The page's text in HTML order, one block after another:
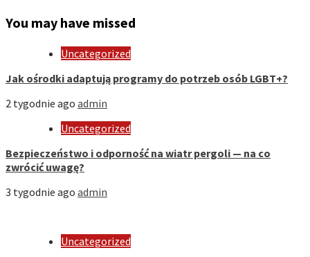
You may have missed
Uncategorized
Jak ośrodki adaptują programy do potrzeb osób LGBT+?
2 tygodnie ago admin
Uncategorized
Bezpieczeństwo i odporność na wiatr pergoli — na co
zwrócić uwagę?
3 tygodnie ago admin
Uncategorized